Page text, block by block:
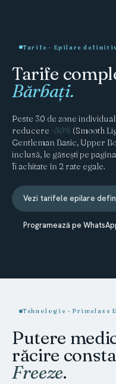
Tarife · Epilare
Tarife
Bărbați.
Peste 30 de zone
reducere -50% (Smooth
Gentleman Basic, Upper
inclusă, le găsești pe
fi achitate în 2 rate egale.
Vezi tarifele epilare
Programează pe
Tehnologie · Primelase
Putere
răcire
Freeze.